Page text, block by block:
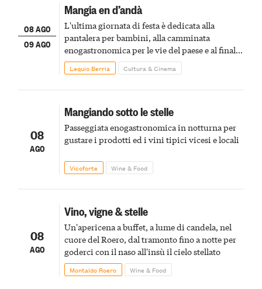
08 AGO
09 AGO
Mangia en d’andà
L'ultima giornata di festa è dedicata alla
pantalera per bambini, alla camminata
enogastronomica per le vie del paese e al finale
pirotecnico
Lequio Berria Cultura & Cinema
08
AGO
Mangiando sotto le stelle
Passeggiata enogastronomica in notturna per
gustare i prodotti ed i vini tipici vicesi e locali
Vicoforte Wine & Food
08
AGO
Vino, vigne & stelle
Un'apericena a buffet, a lume di candela, nel
cuore del Roero, dal tramonto fino a notte per
goderci con il naso all'insù il cielo stellato
Montaldo Roero Wine & Food